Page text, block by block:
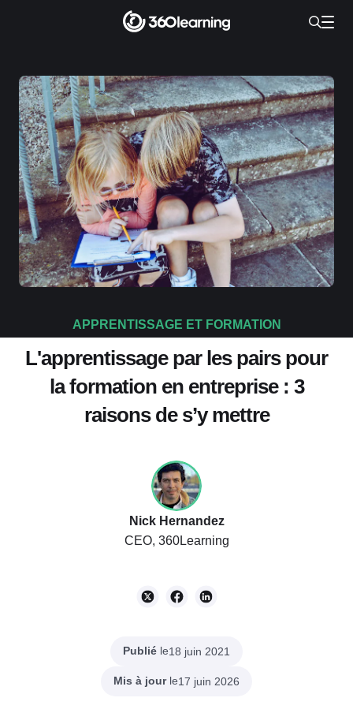
APPRENTISSAGE ET FORMATION
L'apprentissage par les pairs pour
la formation en entreprise : 3
raisons de s’y mettre
Nick Hernandez
CEO, 360Learning
Publié le18 juin 2021
Mis à jourle17 juin 2026